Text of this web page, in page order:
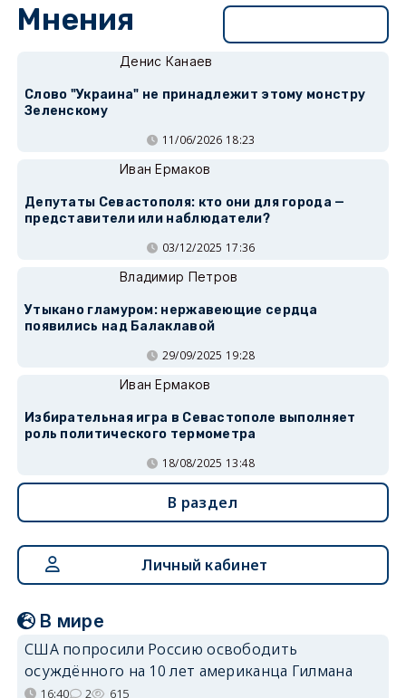
Мнения
Денис Канаев
Слово "Украина" не принадлежит этому монстру
Зеленскому
11/06/2026 18:23
Иван Ермаков
Депутаты Севастополя: кто они для города —
представители или наблюдатели?
03/12/2025 17:36
Владимир Петров
Утыкано гламуром: нержавеющие сердца
появились над Балаклавой
29/09/2025 19:28
Иван Ермаков
Избирательная игра в Севастополе выполняет
роль политического термометра
18/08/2025 13:48
В раздел
Личный кабинет
В мире
США попросили Россию освободить
осуждённого на 10 лет американца Гилмана
16:40 2 615